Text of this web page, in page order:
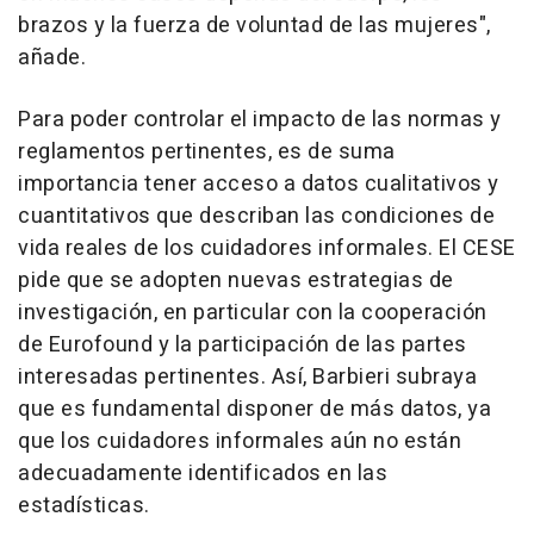
brazos y la fuerza de voluntad de las mujeres",
añade.
Para poder controlar el impacto de las normas y
reglamentos pertinentes, es de suma
importancia tener acceso a datos cualitativos y
cuantitativos que describan las condiciones de
vida reales de los cuidadores informales. El CESE
pide que se adopten nuevas estrategias de
investigación, en particular con la cooperación
de Eurofound y la participación de las partes
interesadas pertinentes. Así, Barbieri subraya
que es fundamental disponer de más datos, ya
que los cuidadores informales aún no están
adecuadamente identificados en las
estadísticas.